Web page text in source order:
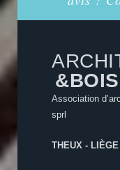
&BOIS
Association
sprl
THEUX -